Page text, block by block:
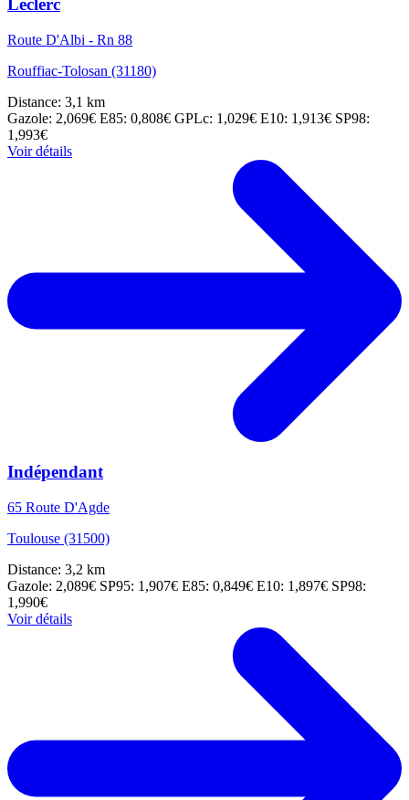
Leclerc
Route D'Albi - Rn 88
Rouffiac-Tolosan (31180)
Distance: 3,1 km
Gazole: 2,069€ E85: 0,808€ GPLc: 1,029€ E10: 1,913€ SP98:
1,993€
Voir détails
Indépendant
65 Route D'Agde
Toulouse (31500)
Distance: 3,2 km
Gazole: 2,089€ SP95: 1,907€ E85: 0,849€ E10: 1,897€ SP98:
1,990€
Voir détails